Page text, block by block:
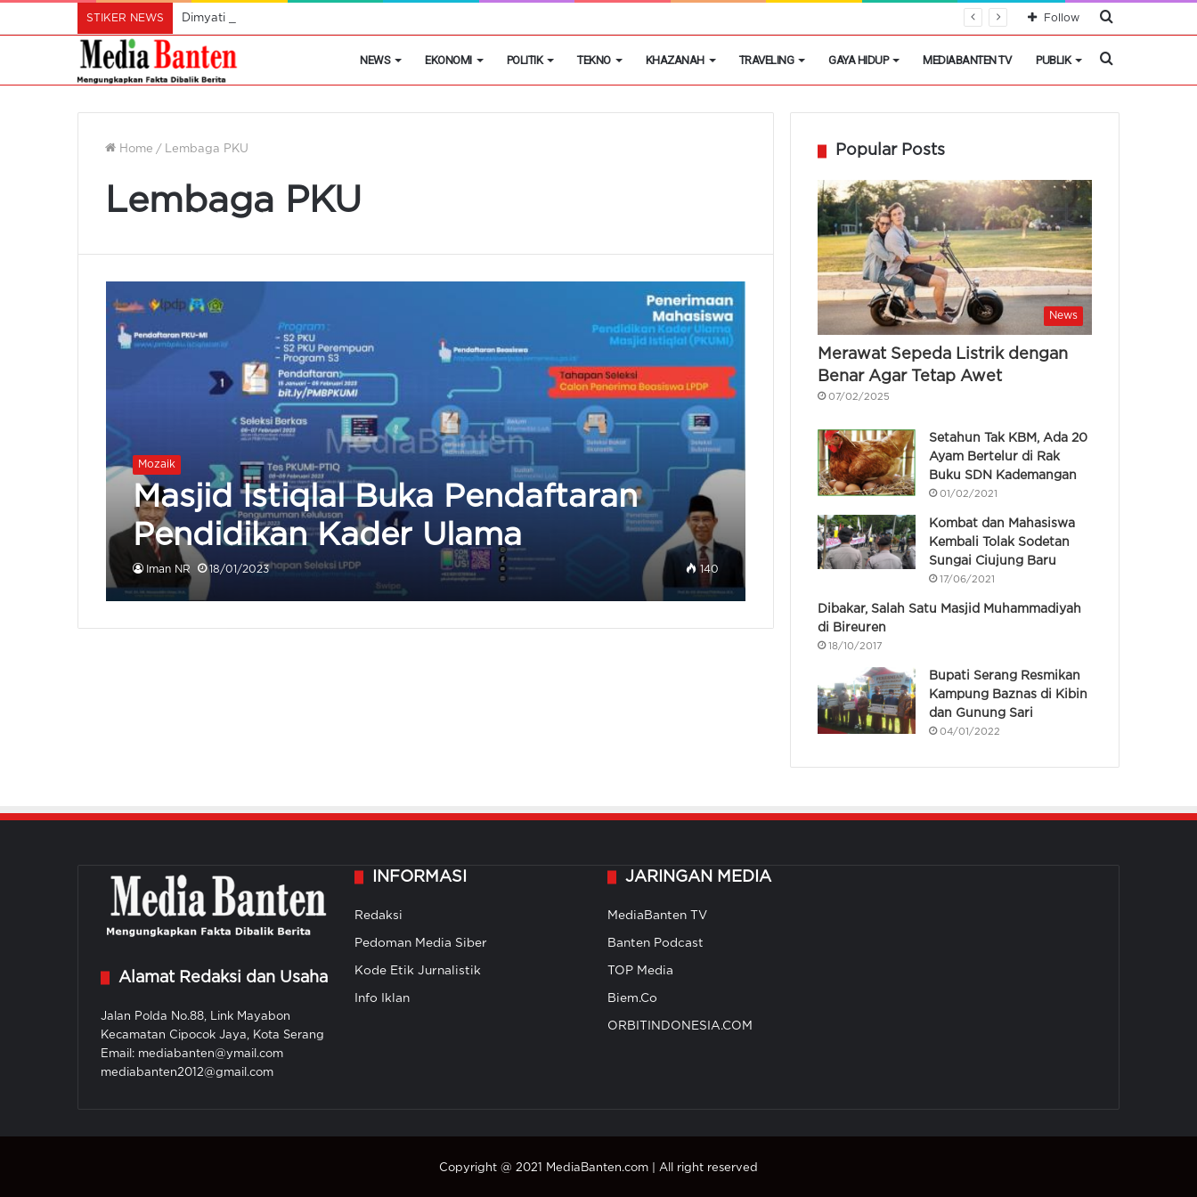
STIKER NEWS Dimyati Apresiasi Polda Banten Salurkan Air Bersih ke Warga Terdampak Kekeringan Cari
Follow
NEWS EKONOMI POLITIK TEKNO KHAZANAH TRAVELING GAYA HIDUP MEDIABANTEN TV PUBLIK Cari
Home / Lembaga PKU
Lembaga PKU
Mozaik
Masjid Istiqlal Buka Pendaftaran
Pendidikan Kader Ulama
Iman NR 18/01/2023 140
Popular Posts
News
Merawat Sepeda Listrik dengan
Benar Agar Tetap Awet
07/02/2025
Setahun Tak KBM, Ada 20
Ayam Bertelur di Rak
Buku SDN Kademangan
01/02/2021
Kombat dan Mahasiswa
Kembali Tolak Sodetan
Sungai Ciujung Baru
17/06/2021
Dibakar, Salah Satu Masjid Muhammadiyah
di Bireuren
18/10/2017
Bupati Serang Resmikan
Kampung Baznas di Kibin
dan Gunung Sari
04/01/2022
Alamat Redaksi dan Usaha
Jalan Polda No.88, Link Mayabon
Kecamatan Cipocok Jaya, Kota Serang
Email: mediabanten@ymail.com
mediabanten2012@gmail.com
INFORMASI
Redaksi
Pedoman Media Siber
Kode Etik Jurnalistik
Info Iklan
JARINGAN MEDIA
MediaBanten TV
Banten Podcast
TOP Media
Biem.Co
ORBITINDONESIA.COM
Copyright @ 2021 MediaBanten.com | All right reserved